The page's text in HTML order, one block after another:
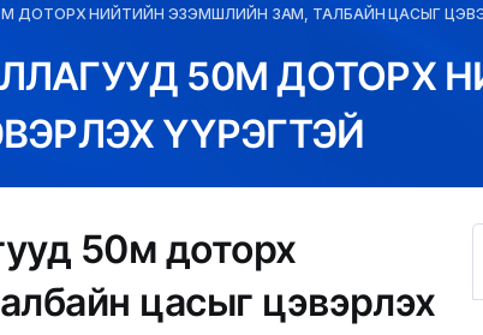
ДОТОРХ НИЙТИЙН ЭЗЭМШЛИЙН ЗАМ, ТАЛБАЙН ЦАСЫГ
50М ДОТОРХ
ҮҮРЭГТЭЙ
50м доторх
цасыг цэвэрлэх